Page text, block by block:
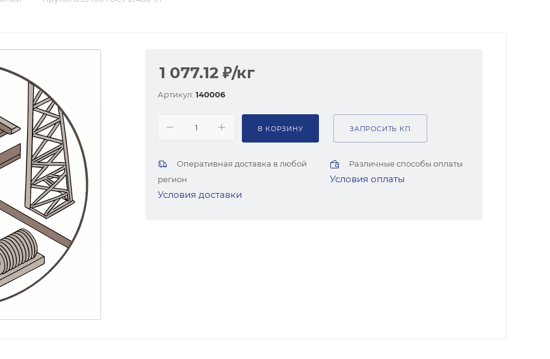
1 077.12 ₽/кг
Артикул: 140006
В КОРЗИНУ ЗАПРОСИТЬ КП
Оперативная доставка в любой
регион
Условия доставки
Различные способы оплаты
Условия оплаты